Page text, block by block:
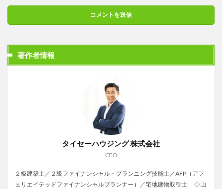
著作者情報
タイセーハウジング 株式会社
CEO
２級建築士／２級ファイナンシャル・プランニング技能士／AFP（アフ
ェリエイテッドファイナンシャルプランナー）／宅地建物取引士 ◇山